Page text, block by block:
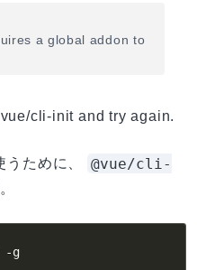
a global addon to
cli-init and try again.
うために、
@vue/cli-
-g